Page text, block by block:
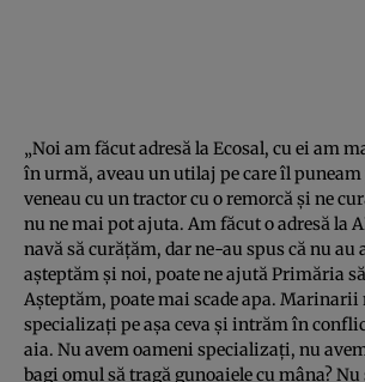
„Noi am făcut adresă la Ecosal, cu ei am
în urmă, aveau un utilaj pe care îl puneam
veneau cu un tractor cu o remorcă şi ne
nu ne mai pot ajuta. Am făcut o adresă la
navă să curăţăm, dar ne-au spus că nu au
aşteptăm şi noi, poate ne ajută Primăria
Aşteptăm, poate mai scade apa.
specializaţi pe aşa ceva şi intrăm în
aia. Nu avem oameni specializaţi, nu
bagi omul să tragă gunoaiele cu mâna? Nu